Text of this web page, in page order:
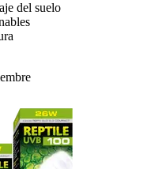
del suelo